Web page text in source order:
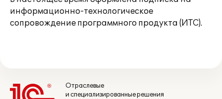
информационно-технологическое
сопровождение программного продукта (ИТС).
Отраслевые
и специализированные решения